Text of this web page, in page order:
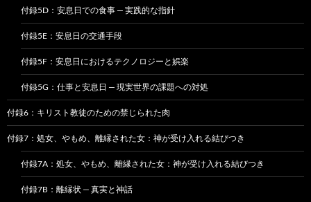
付録5D：安息日での食事 — 実践的な指針
付録5E：安息日の交通手段
付録5F：安息日におけるテクノロジーと娯楽
付録5G：仕事と安息日 — 現実世界の課題への対処
付録6：キリスト教徒のための禁じられた肉
付録7：処女、やもめ、離縁された女：神が受け入れる結びつき
付録7A：処女、やもめ、離縁された女：神が受け入れる結びつき
付録7B：離縁状 — 真実と神話